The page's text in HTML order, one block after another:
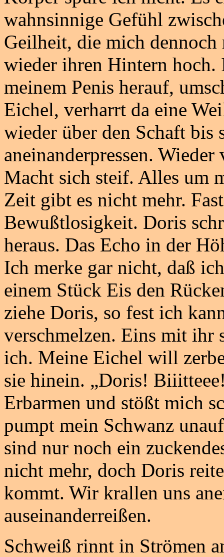
wahnsinnige Gefühl
Geilheit, die mich
wieder ihren Hintern hoch.
meinem Penis herauf,
Eichel, verharrt da eine
wieder über den Schaft bis
aneinanderpressen.
Macht sich steif. Alles um
Zeit gibt es nicht mehr.
Bewußtlosigkeit. Doris
heraus. Das Echo in der
Ich merke gar nicht, daß
einem Stück Eis den
ziehe Doris, so fest ich
verschmelzen. Eins mit ihr
ich. Meine Eichel will
sie hinein. „Doris!
Erbarmen und stößt mich
pumpt mein Schwanz
sind nur noch ein
nicht mehr, doch Doris
kommt. Wir krallen uns
auseinanderreißen.
Schweiß rinnt in Strömen